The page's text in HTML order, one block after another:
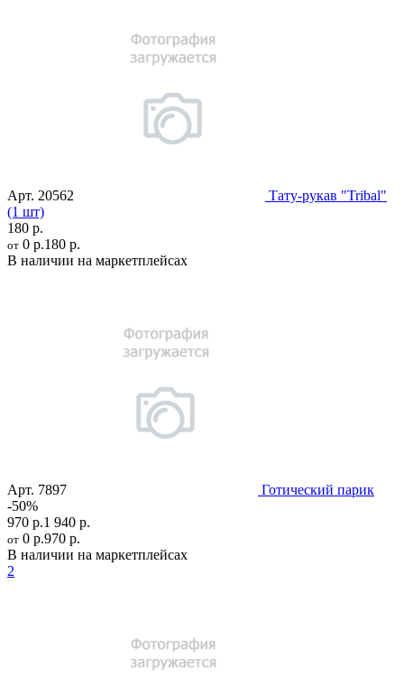
Арт. 20562
Тату-рукав "Tribal"
(1 шт)
180 р.
от 0 р.180 р.
В наличии на маркетплейсах
Арт. 7897
Готический парик
-50%
970 р.1 940 р.
от 0 р.970 р.
В наличии на маркетплейсах
2